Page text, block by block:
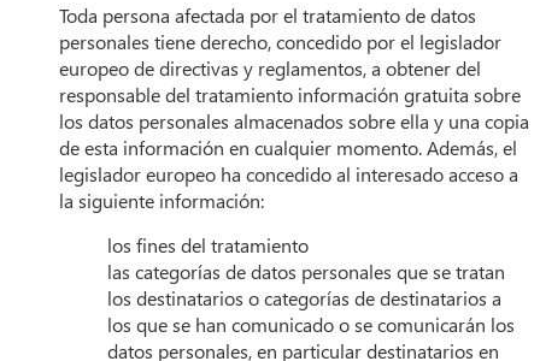
Toda persona afectada por el tratamiento de datos
personales tiene derecho, concedido por el legislador
europeo de directivas y reglamentos, a obtener del
responsable del tratamiento información gratuita sobre
los datos personales almacenados sobre ella y una copia
de esta información en cualquier momento. Además, el
legislador europeo ha concedido al interesado acceso a
la siguiente información:
los fines del tratamiento
las categorías de datos personales que se tratan
los destinatarios o categorías de destinatarios a
los que se han comunicado o se comunicarán los
datos personales, en particular destinatarios en